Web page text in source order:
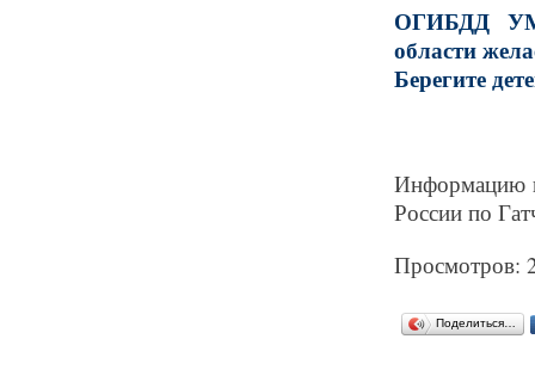
ОГИБДД
области
Берегите
Информацию
России по
Просмотров:
Поделиться…